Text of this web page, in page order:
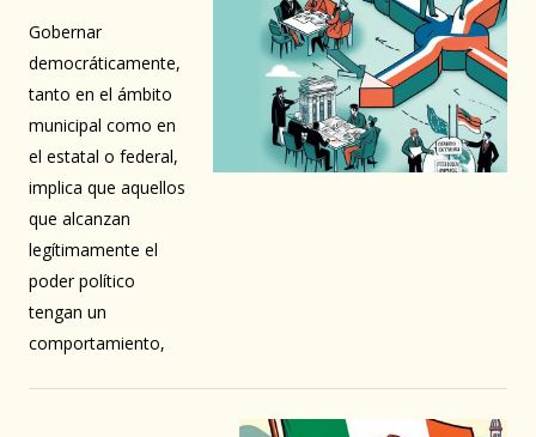
Gobernar
democráticamente,
tanto en el ámbito
municipal como en
el estatal o federal,
implica que aquellos
que alcanzan
legítimamente el
poder político
tengan un
comportamiento,